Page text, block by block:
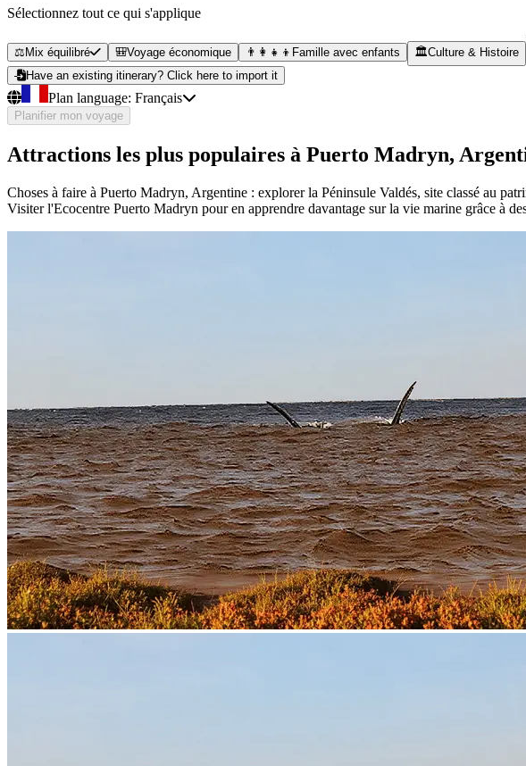
Sélectionnez tout ce qui s'applique
⚖️ Mix équilibré 🎒Voyage économique 👨‍👩‍👧‍👦 Famille avec enfants 🏛️Culture & Histoire
Have an existing itinerary? Click here to import it
Plan language: Français
Planifier mon voyage
Attractions les plus populaires à Puerto Madryn,
Choses à faire à Puerto Madryn, Argentine : explorer la Péninsule Valdés, site classé au
Visiter l'Ecocentre Puerto Madryn pour en apprendre davantage sur la vie marine grâce à